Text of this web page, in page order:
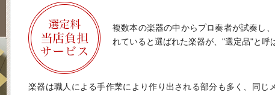
複数本の楽器の中からプロ奏者が試奏し
れていると選ばれた楽器が、"選定品"と呼
楽器は職人による手作業により作り出される部分も多く、同じ